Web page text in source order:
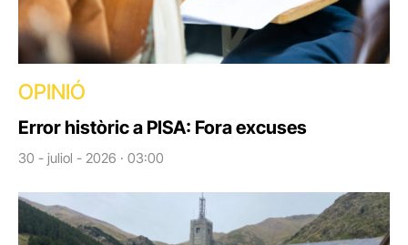
OPINIÓ
Error històric a PISA: Fora excuses
30 - juliol - 2026 · 03:00